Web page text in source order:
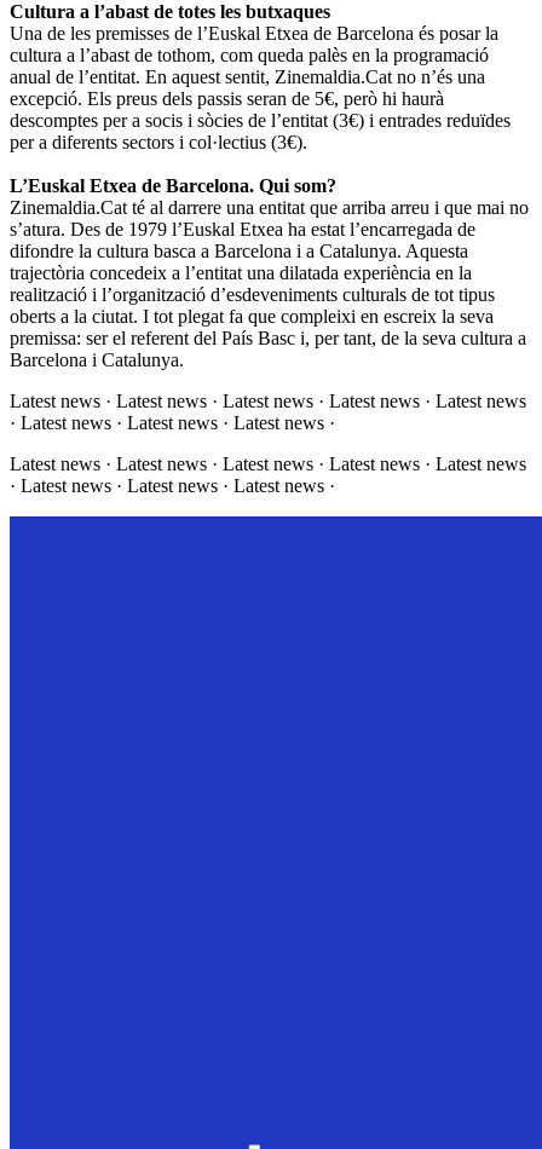
Cultura a l’abast de totes les butxaques
Una de les premisses de l’Euskal Etxea de Barcelona és posar la
cultura a l’abast de tothom, com queda palès en la programació
anual de l’entitat. En aquest sentit, Zinemaldia.Cat no n’és una
excepció. Els preus dels passis seran de 5€, però hi haurà
descomptes per a socis i sòcies de l’entitat (3€) i entrades reduïdes
per a diferents sectors i col·lectius (3€).
L’Euskal Etxea de Barcelona. Qui som?
Zinemaldia.Cat té al darrere una entitat que arriba arreu i que mai no
s’atura. Des de 1979 l’Euskal Etxea ha estat l’encarregada de
difondre la cultura basca a Barcelona i a Catalunya. Aquesta
trajectòria concedeix a l’entitat una dilatada experiència en la
realització i l’organització d’esdeveniments culturals de tot tipus
oberts a la ciutat. I tot plegat fa que compleixi en escreix la seva
premissa: ser el referent del País Basc i, per tant, de la seva cultura a
Barcelona i Catalunya.
Latest news · Latest news · Latest news · Latest news · Latest news
· Latest news · Latest news · Latest news ·
Latest news · Latest news · Latest news · Latest news · Latest news
· Latest news · Latest news · Latest news ·